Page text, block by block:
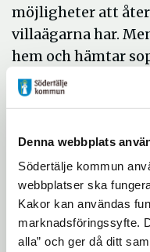
Denna webbplats
Södertälje kommun
webbplatser ska
Kakor kan användas
marknadsföringssyfte.
alla” och ger då ditt
möjligheter att
villaägarna har.
hem och hämtar
behöver det inte
eleverna bakom
Prima Victoria,
smycken, och LA
tillverkning av
tredje plats. De
2 000 respektive 1